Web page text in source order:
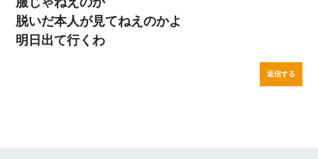
脱いだ本人が見てねえのかよ
明日出て行くわ
返信する